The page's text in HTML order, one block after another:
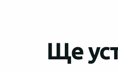
Ще